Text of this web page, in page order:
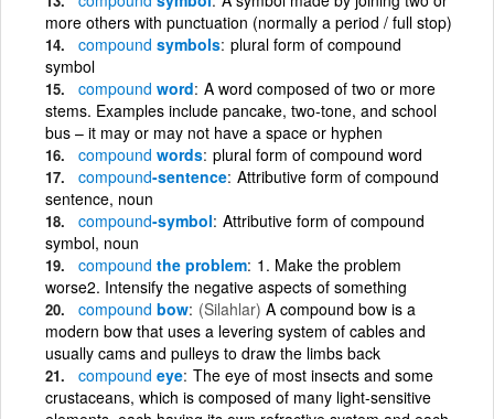
more others with punctuation (normally a period / full stop)
compound symbols plural form of compound
symbol
compound word A word composed of two or more
stems. Examples include pancake, two-tone, and school
bus – it may or may not have a space or hyphen
compound words plural form of compound word
compound-sentence Attributive form of compound
sentence, noun
compound-symbol Attributive form of compound
symbol, noun
compound the problem 1. Make the problem
worse2. Intensify the negative aspects of something
compound bow (Silahlar) A compound bow is a
modern bow that uses a levering system of cables and
usually cams and pulleys to draw the limbs back
compound eye The eye of most insects and some
crustaceans, which is composed of many light-sensitive